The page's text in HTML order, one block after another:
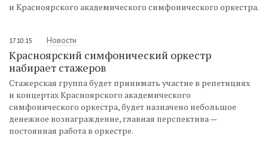
и Красноярского академического симфонического оркестра.
17.10.15 Новости
Красноярский симфонический оркестр
набирает стажеров
Стажерская группа будет принимать участие в репетициях
и концертах Красноярского академического
симфонического оркестра, будет назначено небольшое
денежное вознаграждение, главная перспектива —
постоянная работа в оркестре.